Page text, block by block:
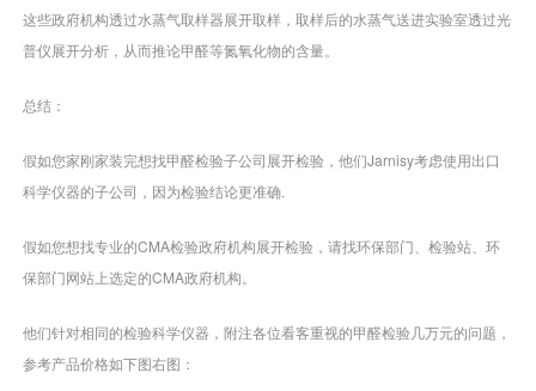
这些政府机构透过水蒸气取样器展开取样，取样后的水蒸气送进实验室透过光
普仪展开分析，从而推论甲醛等氮氧化物的含量。
总结：
假如您家刚家装完想找甲醛检验子公司展开检验，他们Jarnisy考虑使用出口
科学仪器的子公司，因为检验结论更准确.
假如您想找专业的CMA检验政府机构展开检验，请找环保部门、检验站、环
保部门网站上选定的CMA政府机构。
他们针对相同的检验科学仪器，附注各位看客重视的甲醛检验几万元的问题，
参考产品价格如下图右图：